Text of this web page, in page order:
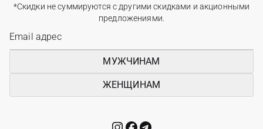
*Скидки не суммируются с другими скидками и акционными
предложениями.
МУЖЧИНАМ
ЖЕНЩИНАМ